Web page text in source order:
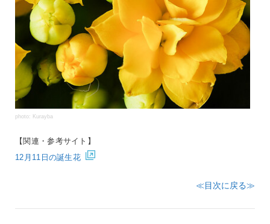
photo: Kurayba
【関連・参考サイト】
12月11日の誕生花
≪目次に戻る≫